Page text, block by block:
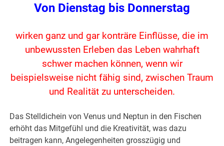
Von Dienstag bis Donnerstag
wirken ganz und gar konträre Einflüsse, die im
unbewussten Erleben das Leben wahrhaft
schwer machen können, wenn wir
beispielsweise nicht fähig sind, zwischen Traum
und Realität zu unterscheiden.
Das Stelldichein von Venus und Neptun in den Fischen
erhöht das Mitgefühl und die Kreativität, was dazu
beitragen kann, Angelegenheiten grosszügig und